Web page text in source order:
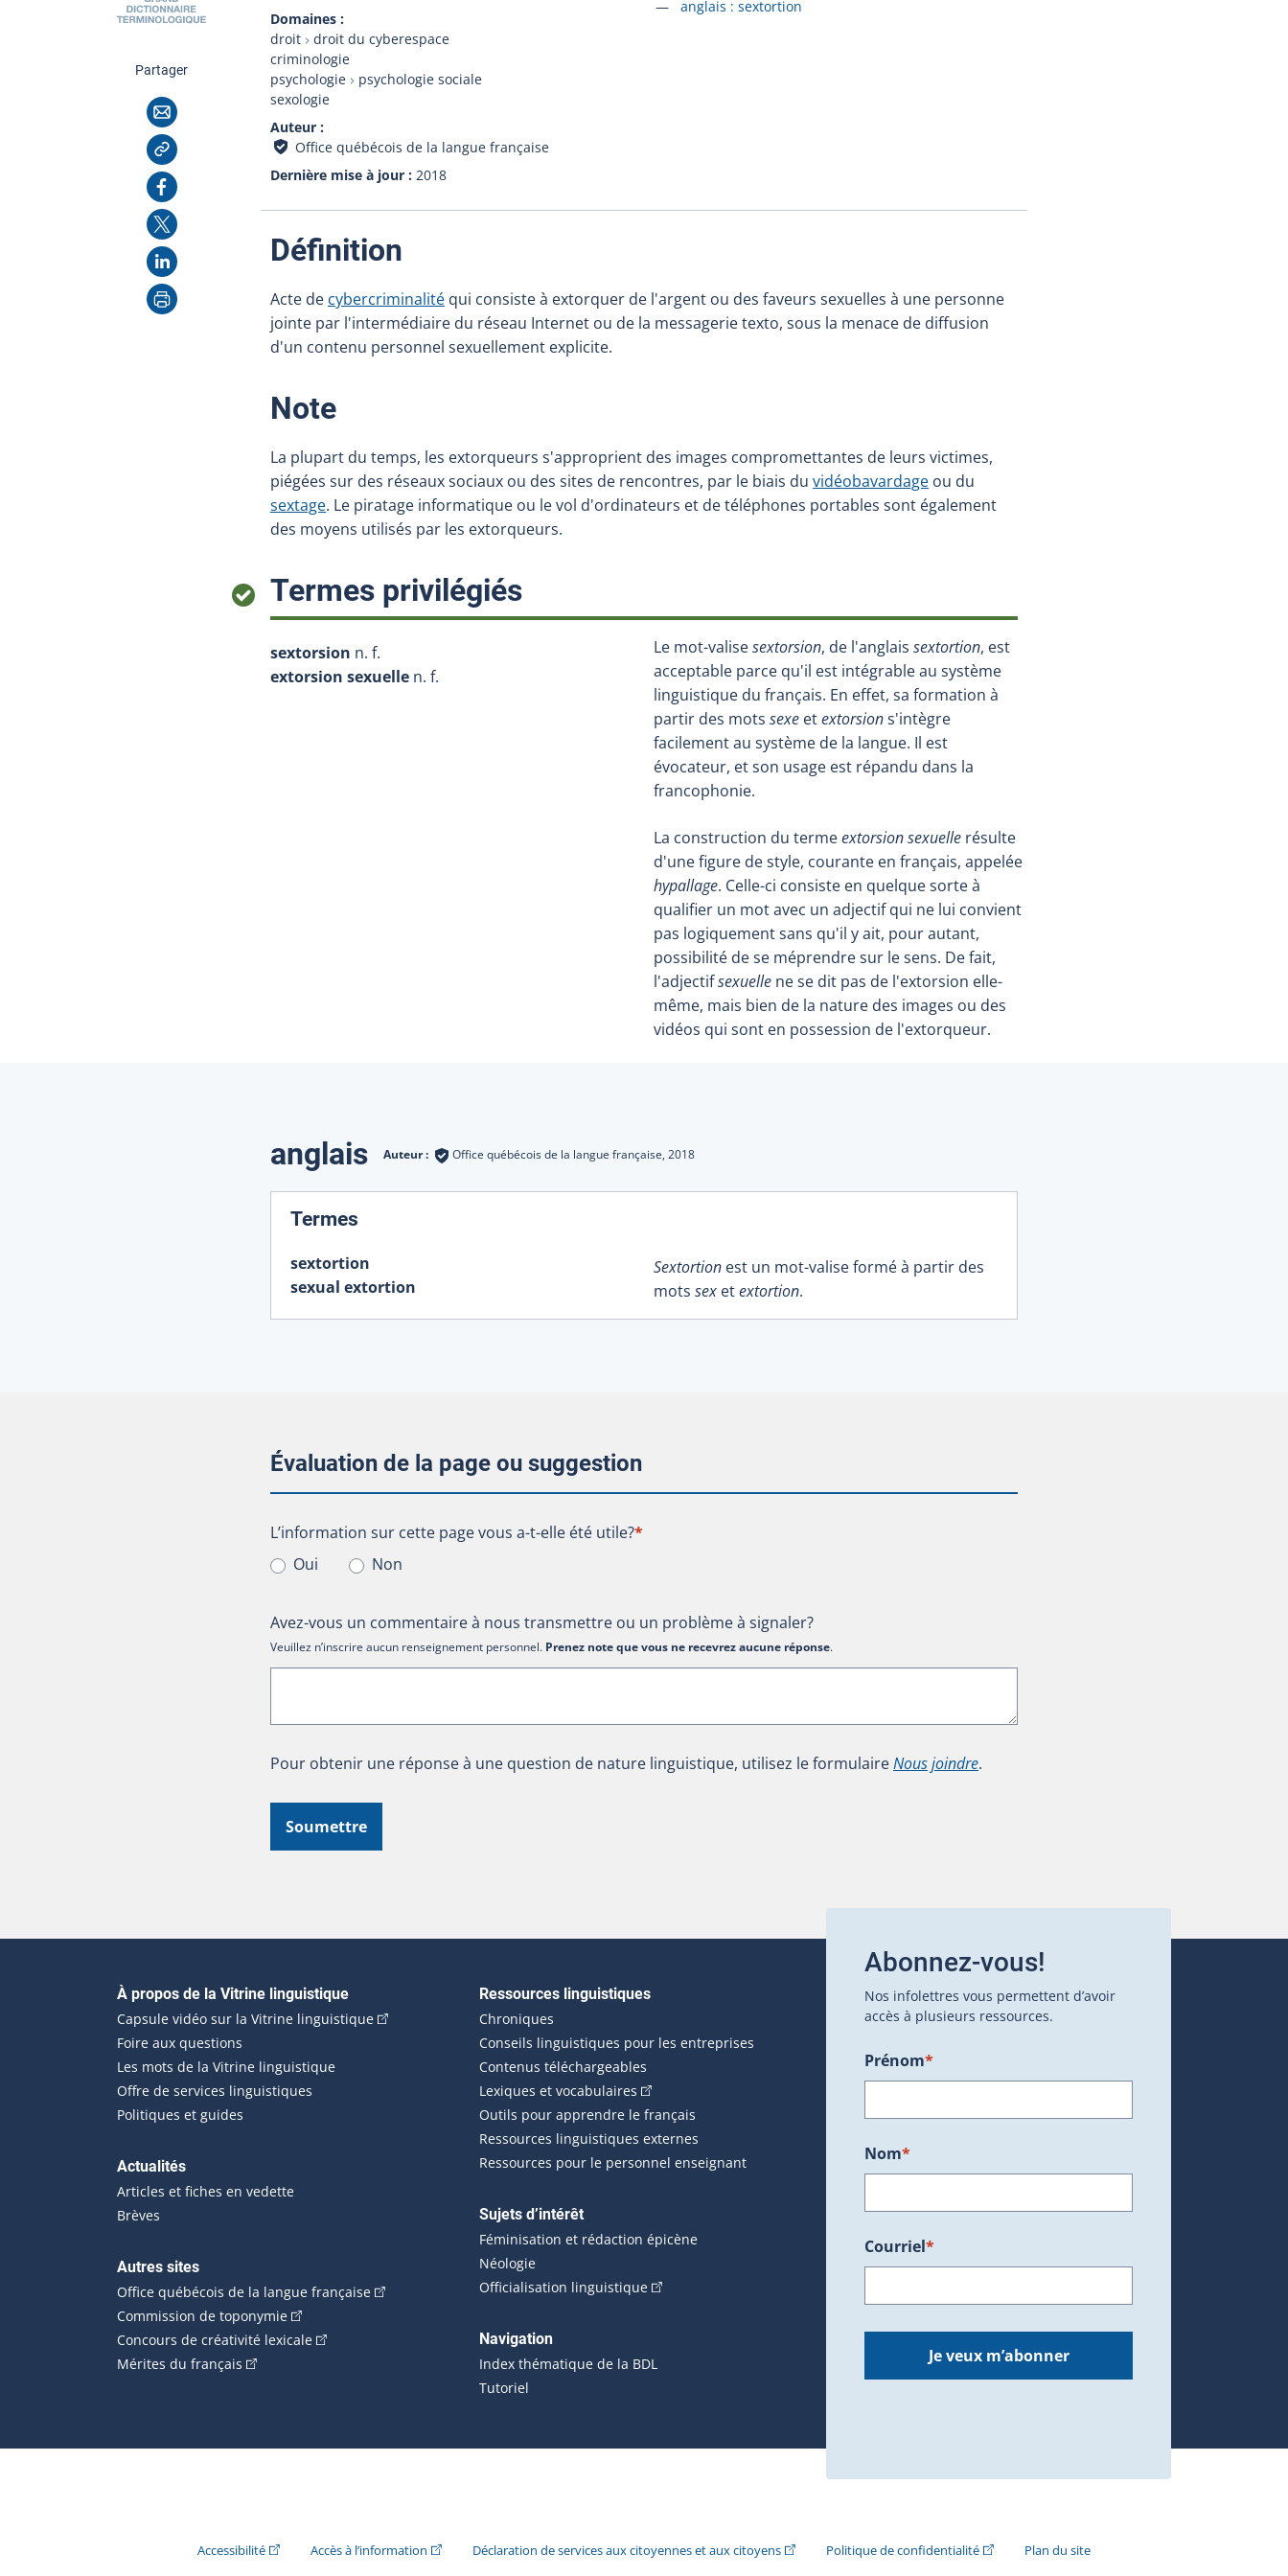
Domaines
droit
droit du cyberespace
criminologie
psychologie
psychologie sociale
sexologie
Auteur
Office québécois de la langue française
Dernière mise à jour
2018
Accéder à la fiche en
anglais : sextortion
Partagercette page
Courriel
Copier l'adresse
Facebook
X
LinkedIn
Imprimer
Définition
Acte de cybercriminalité qui consiste à extorquer de l'argent ou des faveurs sexuelles à une personne
jointe par l'intermédiaire du réseau Internet ou de la messagerie texto, sous la menace de diffusion
d'un contenu personnel sexuellement explicite.
Note:
La plupart du temps, les extorqueurs s'approprient des images compromettantes de leurs victimes,
piégées sur des réseaux sociaux ou des sites de rencontres, par le biais du vidéobavardage ou du
sextage. Le piratage informatique ou le vol d'ordinateurs et de téléphones portables sont également
des moyens utilisés par les extorqueurs.
Termes privilégiés:
sextorsion n. f.
extorsion sexuelle n. f.
Le mot-valisesextorsion, de l'anglais sextortion, est
acceptable parce qu'il est intégrable au système
linguistique du français. En effet, sa formation à
partir des mots sexe etextorsions'intègre
facilement au système de la langue. Il est
évocateur, et son usage est répandu dans la
francophonie.
La construction du termeextorsion sexuelle résulte
d'une figure de style, courante en français, appelée
hypallage. Celle-ci consiste en quelque sorte à
qualifier un mot avec un adjectif qui ne lui convient
pas logiquement sans qu'il y ait, pour autant,
possibilité de se méprendre sur le sens. De fait,
l'adjectifsexuelle ne se dit pas de l'extorsion elle-
même, mais bien de la nature des images ou des
vidéos qui sont en possession de l'extorqueur.
Traductions
anglais Auteur : Office québécois de la langue française, 2018
Termes
sextortion
sexual extortion
Sextortion est un mot-valise formé à partir des
mots sex etextortion.
Évaluation de la page ou suggestion
L’information sur cette page vous a-t-elle été utile?
L’information sur cette page vous a-t-elle été utile?*
Oui
Non
Avez-vous un commentaire à nous transmettre ou un problème à signaler?
Veuillez n’inscrire aucun renseignement personnel. Prenez note que vous ne recevrez aucune réponse.
Pour obtenir une réponse à une question de nature linguistique, utilisez le formulaireNous joindre.
Soumettre
Navigation principale
À propos de la Vitrine linguistique
Capsule vidéo sur la Vitrine linguistique(Cet hyperlien externe s'ouvrira dans une nouvelle fenêtre.)
Foire aux questions
Les mots de la Vitrine linguistique
Offre de services linguistiques
Politiques et guides
Actualités
Articles et fiches en vedette
Brèves
Autres sites
Office québécois de la langue française(Cet hyperlien externe s'ouvrira dans une nouvelle fenêtre.)
Commission de toponymie(Cet hyperlien externe s'ouvrira dans une nouvelle fenêtre.)
Concours de créativité lexicale(Cet hyperlien externe s'ouvrira dans une nouvelle fenêtre.)
Mérites du français (Cet hyperlien externe s'ouvrira dans une nouvelle fenêtre.)
Ressources linguistiques
Chroniques
Conseils linguistiques pour les entreprises
Contenus téléchargeables
Lexiques et vocabulaires (Cet hyperlien externe s'ouvrira dans une nouvelle fenêtre.)
Outils pour apprendre le français
Ressources linguistiques externes
Ressources pour le personnel enseignant
Sujets d’intérêt
Féminisation et rédaction épicène
Néologie
Officialisation linguistique(Cet hyperlien externe s'ouvrira dans une nouvelle fenêtre.)
Navigation
Index thématique de la BDL
Tutoriel
Abonnez-vous!
Nos infolettres vous permettent d’avoir
accès à plusieurs ressources.
Prénom*
Nom*
Courriel*
Je veux m’abonner
Accessibilité(Cet hyperlien externe s'ouvrira dans une nouvelle fenêtre.)
Accès à l’information (Cet hyperlien externe s'ouvrira dans une nouvelle fenêtre.)
Déclaration de services aux citoyennes et aux citoyens(Cet hyperlien externe s'ouvrira dans une nouvelle fenêtre.)
Politique de confidentialité(Cet hyperlien externe s'ouvrira dans une nouvelle
Plan du site